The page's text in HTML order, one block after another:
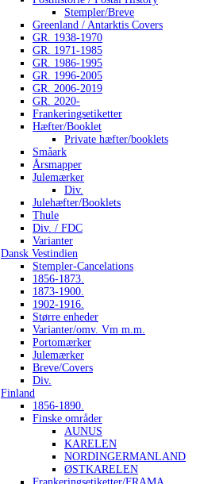
Stempler/Breve
Greenland / Antarktis Covers
GR. 1938-1970
GR. 1971-1985
GR. 1986-1995
GR. 1996-2005
GR. 2006-2019
GR. 2020-
Frankeringsetiketter
Hæfter/Booklet
Private hæfter/booklets
Småark
Årsmapper
Julemærker
Div.
Julehæfter/Booklets
Thule
Div. / FDC
Varianter
Dansk Vestindien
Stempler-Cancelations
1856-1873.
1873-1900.
1902-1916.
Større enheder
Varianter/omv. Vm m.m.
Portomærker
Julemærker
Breve/Covers
Div.
Finland
1856-1890.
Finske områder
AUNUS
KARELEN
NORDINGERMANLAND
ØSTKARELEN